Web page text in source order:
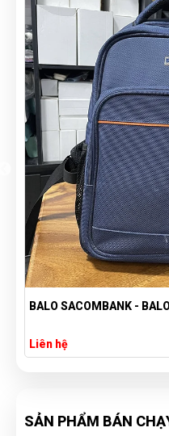
BALO SACOMBANK -
Liên hệ
SẢN PHẨM BÁN